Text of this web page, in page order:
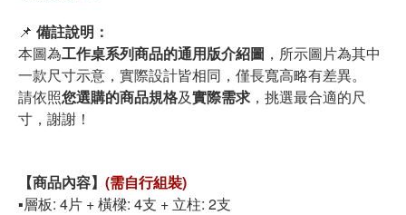
📌 備註說明：
本圖為工作桌系列商品的通用版介紹圖 ，所示圖片為其中
一款尺寸示意，實際設計皆相同，僅長寬高略有差異。
請依照您選購的商品規格及實際需求 ，挑選最合適的尺
寸，謝謝！
【商品內容】 (需自行組裝)
▪️層板: 4片 + 橫樑: 4支 + 立柱: 2支